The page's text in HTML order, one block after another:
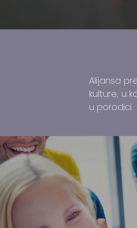
Alijansa
kulture, u
u porodici.